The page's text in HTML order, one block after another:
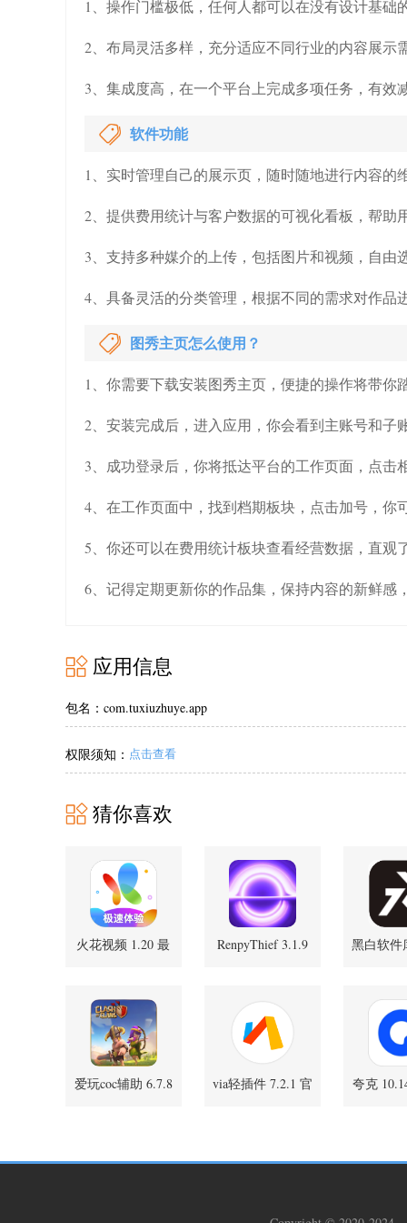
1、操作门槛极低，任何人都可以在没有设计基
2、布局灵活多样，充分适应不同行业的内容展
3、集成度高，在一个平台上完成多项任务，有
软件功能
1、实时管理自己的展示页，随时随地进行内容的
2、提供费用统计与客户数据的可视化看板，帮助
3、支持多种媒介的上传，包括图片和视频，自由
4、具备灵活的分类管理，根据不同的需求对作品
图秀主页怎么使用？
1、你需要下载安装图秀主页，便捷的操作将带你
2、安装完成后，进入应用，你会看到主账号和
3、成功登录后，你将抵达平台的工作页面，点
4、在工作页面中，找到档期板块，点击加号，
5、你还可以在费用统计板块查看经营数据，直
6、记得定期更新你的作品集，保持内容的新鲜感
应用信息
包名：com.tuxiuzhuye.app
权限须知： 点击查看
猜你喜欢
火花视频 1.20 最
RenpyThief 3.1.9
黑白软件
爱玩coc辅助 6.7.8
via轻插件 7.2.1 官
夸克